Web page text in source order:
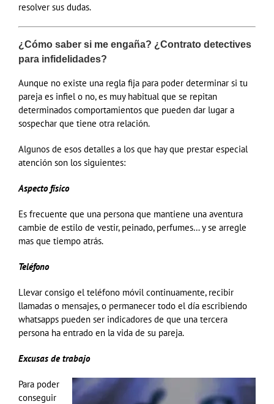
resolver sus dudas.
¿Cómo saber si me engaña? ¿Contrato detectives
para infidelidades?
Aunque no existe una regla fija para poder determinar si tu
pareja es infiel o no, es muy habitual que se repitan
determinados comportamientos que pueden dar lugar a
sospechar que tiene otra relación.
Algunos de esos detalles a los que hay que prestar especial
atención son los siguientes:
Aspecto físico
Es frecuente que una persona que mantiene una aventura
cambie de estilo de vestir, peinado, perfumes… y se arregle
mas que tiempo atrás.
Teléfono
Llevar consigo el teléfono móvil continuamente, recibir
llamadas o mensajes, o permanecer todo el día escribiendo
whatsapps pueden ser indicadores de que una tercera
persona ha entrado en la vida de su pareja.
Excusas de trabajo
Para poder
conseguir